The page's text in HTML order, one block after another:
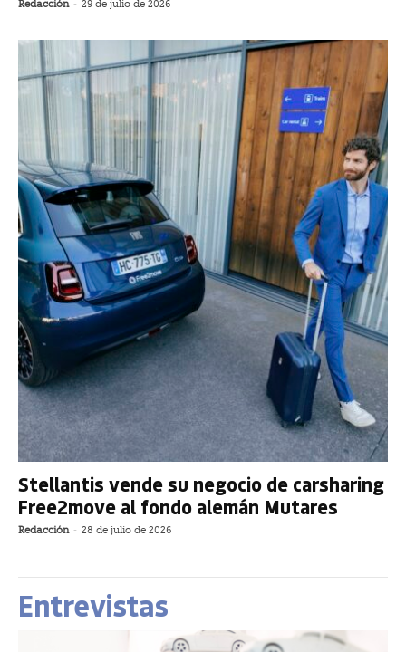
Redacción - 29 de julio de 2026
Stellantis vende su negocio de carsharing
Free2move al fondo alemán Mutares
Redacción - 28 de julio de 2026
Entrevistas